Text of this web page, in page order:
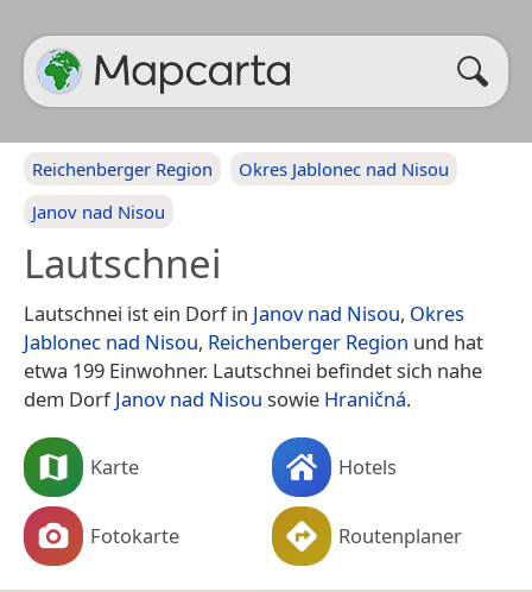
Reichenberger Region
Okres Jablonec nad Nisou
Janov nad Nisou
Lautschnei
Lautschnei ist ein Dorf in Janov nad Nisou, Okres
Jablonec nad Nisou, Reichenberger Region und hat
etwa 199 Einwohner. Lautschnei befindet sich nahe
dem DorfJanov nad Nisou sowie Hraničná.
Karte Hotels
Fotokarte Routenplaner